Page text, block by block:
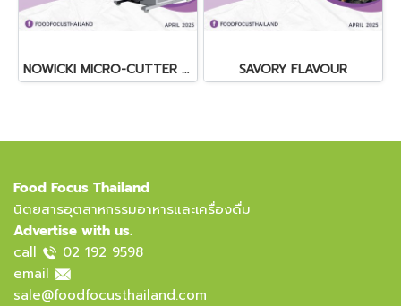
NOWICKI MICRO-CUTTER KR-55 SAVORY FLAVOUR
Food Focus Thailand
นิตยสารอุตสาหกรรมอาหารและเครื่องดื่ม
Advertise with us.
call
02 192 9598
email
sale@foodfocusthailand.com